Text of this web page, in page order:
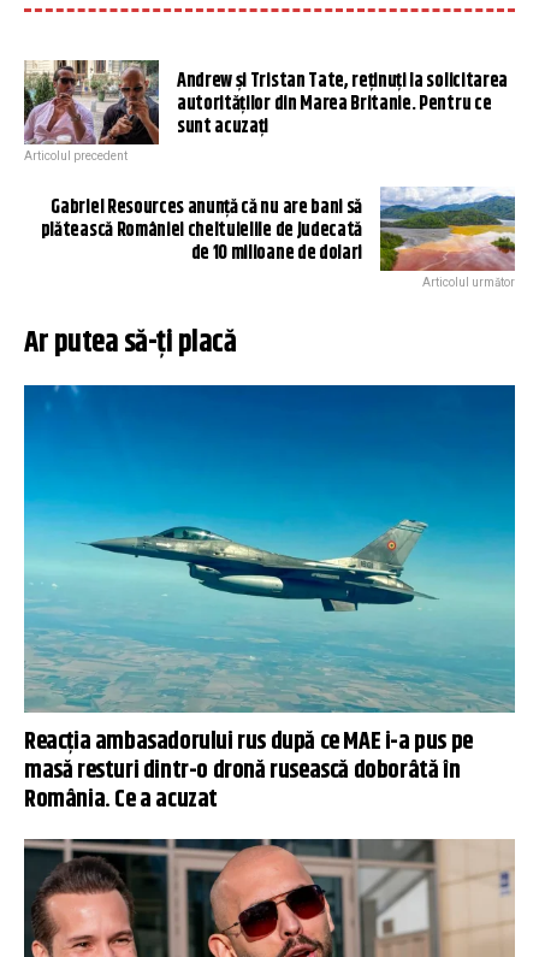
Andrew și Tristan Tate, reținuți la solicitarea
autorităților din Marea Britanie. Pentru ce
sunt acuzați
Articolul precedent
Gabriel Resources anunță că nu are bani să
plătească României cheltuielile de judecată
de 10 milioane de dolari
Articolul următor
Ar putea să-ți placă
Reacția ambasadorului rus după ce MAE i-a pus pe
masă resturi dintr-o dronă rusească doborâtă în
România. Ce a acuzat